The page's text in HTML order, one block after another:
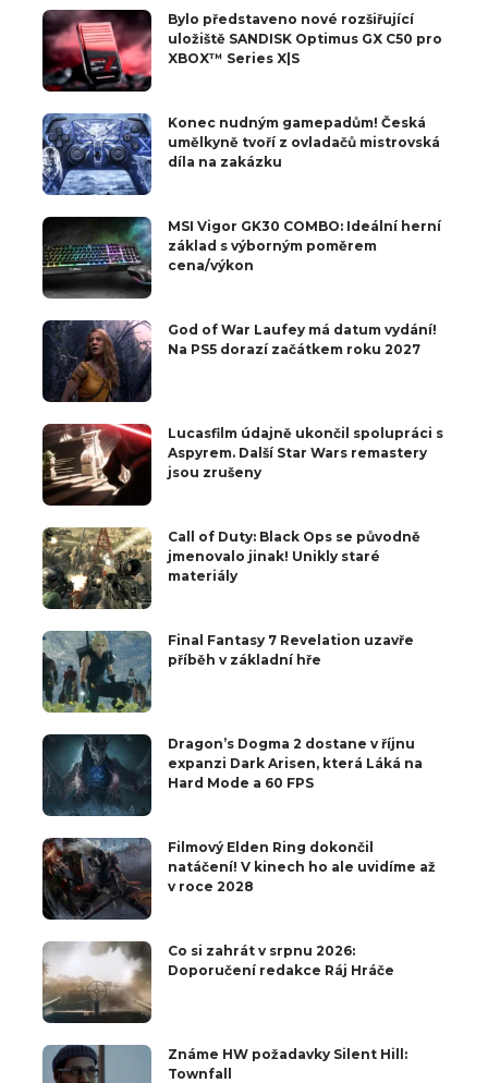
Bylo představeno nové rozšiřující
uložiště SANDISK Optimus GX C50 pro
XBOX™ Series X|S
Konec nudným gamepadům! Česká
umělkyně tvoří z ovladačů mistrovská
díla na zakázku
MSI Vigor GK30 COMBO: Ideální herní
základ s výborným poměrem
cena/výkon
God of War Laufey má datum vydání!
Na PS5 dorazí začátkem roku 2027
Lucasfilm údajně ukončil spolupráci s
Aspyrem. Další Star Wars remastery
jsou zrušeny
Call of Duty: Black Ops se původně
jmenovalo jinak! Unikly staré
materiály
Final Fantasy 7 Revelation uzavře
příběh v základní hře
Dragon’s Dogma 2 dostane v říjnu
expanzi Dark Arisen, která Láká na
Hard Mode a 60 FPS
Filmový Elden Ring dokončil
natáčení! V kinech ho ale uvidíme až
v roce 2028
Co si zahrát v srpnu 2026:
Doporučení redakce Ráj Hráče
Známe HW požadavky Silent Hill:
Townfall